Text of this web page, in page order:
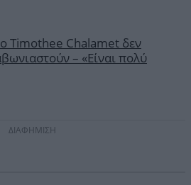
Timothee Chalamet δεν
– «Είναι πολύ
ΔΙΑΦΗΜΙΣΗ